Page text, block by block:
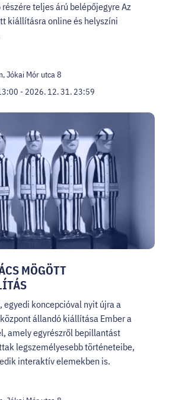
teljes árú belépőjegyre Az
kiállításra online és helyszíni
Jókai Mór utca 8
- 2026. 12. 31. 23:59
MÖGÖTT
koncepcióval nyit újra a
állandó kiállítása Ember a
amely egyrészről bepillantást
legszemélyesebb történeteibe,
interaktív elemekben is.